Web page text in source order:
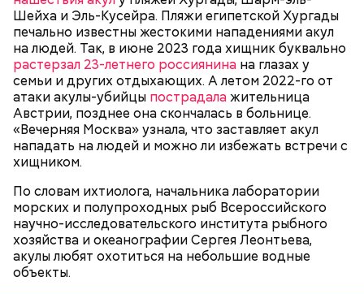
Шейха и Эль-Кусейра. Пляжи египетской Хургады
печально известны жестокими нападениями акул
на людей. Так, в июне 2023 года хищник буквально
растерзал 23-летнего россиянина на глазах у
семьи и других отдыхающих. А летом 2022-го от
атаки акулы-убийцы пострадалажительница
Австрии, позднее она скончалась в больнице.
«Вечерняя Москва» узнала, что заставляет акул
нападать на людей и можно ли избежать встречи с
хищником.
По словам ихтиолога, начальника лаборатории
морских и полупроходных рыб Всероссийского
научно-исследовательского института рыбного
хозяйства и океанографии Сергея Леонтьева,
акулы любят охотиться на небольшие водные
объекты.
собеседник «ВМ».
БЕЗОПАСНОСТЬ СМЕРТЬ РЫБА